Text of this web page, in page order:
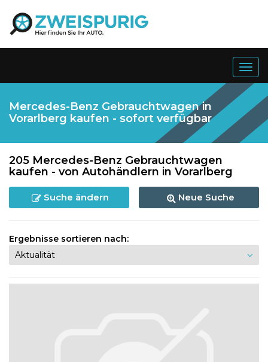
Mercedes-Benz Gebrauchtwagen in
Vorarlberg kaufen - sofort verfügbar
205 Mercedes-Benz Gebrauchtwagen
kaufen - von Autohändlern in Vorarlberg
Suche ändern Neue Suche
Ergebnisse sortieren nach: